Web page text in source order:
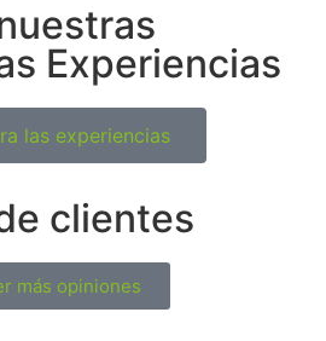
Experiencias
las experiencias
clientes
más opiniones